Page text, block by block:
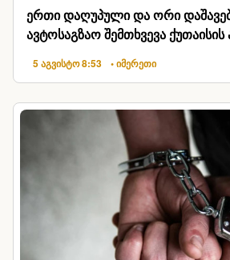
ერთი დაღუპული და ორი
ავტოსაგზაო შემთხვევა ქუთაისის
5 აგვისტო 8:53 • იმერეთი